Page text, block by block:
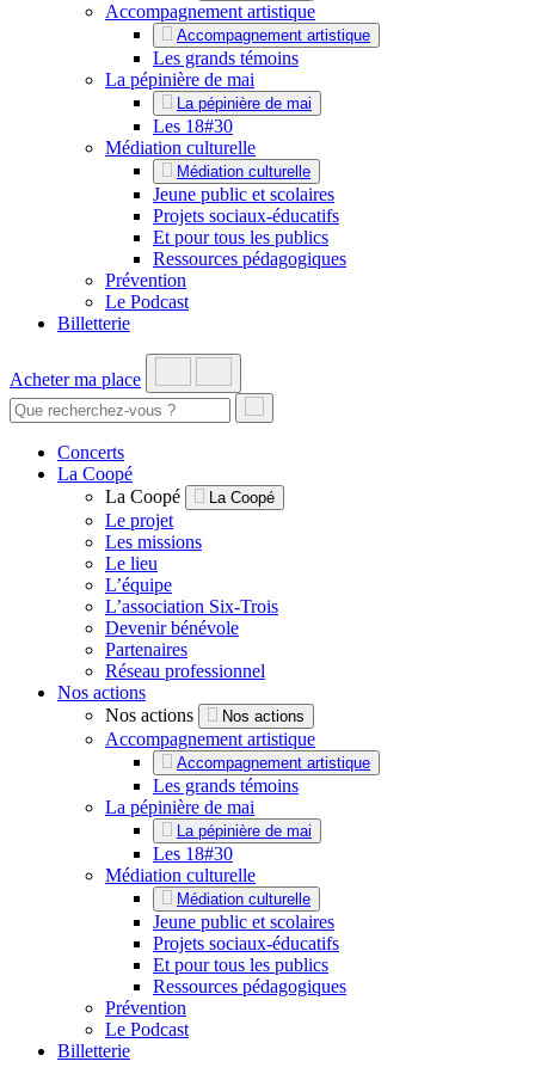
Accompagnement artistique
Accompagnement artistique
Les grands témoins
La pépinière de mai
La pépinière de mai
Les 18#30
Médiation culturelle
Médiation culturelle
Jeune public et scolaires
Projets sociaux-éducatifs
Et pour tous les publics
Ressources pédagogiques
Prévention
Le Podcast
Billetterie
Acheter ma place
Concerts
La Coopé
La Coopé
La Coopé
Le projet
Les missions
Le lieu
L’équipe
L’association Six-Trois
Devenir bénévole
Partenaires
Réseau professionnel
Nos actions
Nos actions
Nos actions
Accompagnement artistique
Accompagnement artistique
Les grands témoins
La pépinière de mai
La pépinière de mai
Les 18#30
Médiation culturelle
Médiation culturelle
Jeune public et scolaires
Projets sociaux-éducatifs
Et pour tous les publics
Ressources pédagogiques
Prévention
Le Podcast
Billetterie